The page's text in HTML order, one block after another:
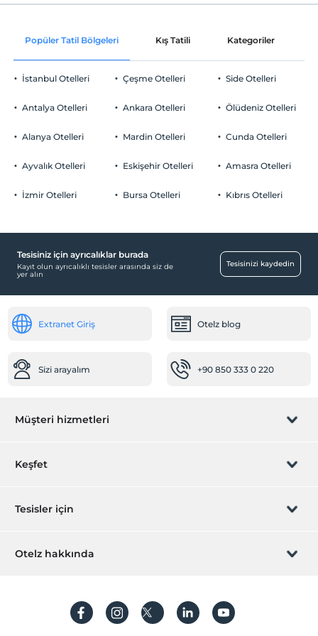
Otopark (Tesis disinda)
Günlük temizlik hizmeti
Engelli
Hastaneye kolay ulaşım (15 dakika)
Aile odaları
Yiyecek & İçecek
Çalışma Alanları
Scanner
Asansör
Evcil Hayvan
Sigara
Çocuklar
Her bir oda için 6 yaşına kadar 1 çocuk ücretsizdir
Oda süslemesi
Odaya meyve sepeti ikramı
Popüler Tatil Bölgeleri Kış Tatili Kategoriler
İstanbul Otelleri
Antalya Otelleri
Alanya Otelleri
Ayvalık Otelleri
İzmir Otelleri
Çeşme Otelleri
Ankara Otelleri
Mardin Otelleri
Eskişehir Otelleri
Bursa Otelleri
Side Otelleri
Ölüdeniz Otelleri
Cunda Otelleri
Amasra Otelleri
Kıbrıs Otelleri
Tesisiniz için ayrıcalıklar burada
Kayıt olun ayrıcalıklı tesisler arasında siz de
yer alın
Tesisinizi kaydedin
Extranet Giriş Otelz blog
Sizi arayalım +90 850 333 0 220
Müşteri hizmetleri
Rezervasyon yönet
Sıkça sorulan sorular
Keşfet
Hediye Kart
Hesap oluştur
Tesisler için
Hemen tesisinizi ekleyin
Otelz hakkında